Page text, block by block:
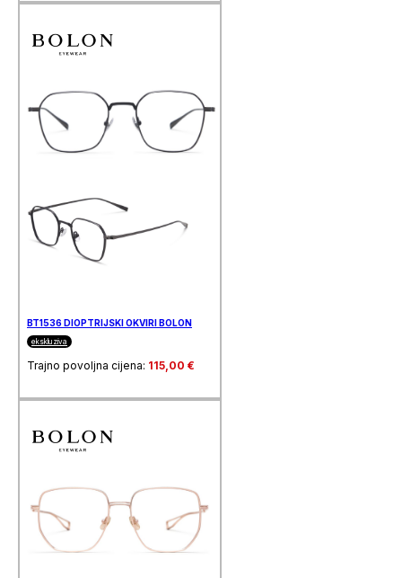
BT1536 DIOPTRIJSKI OKVIRI BOLON
ekskluziva
Trajno povoljna cijena: 115,00 €